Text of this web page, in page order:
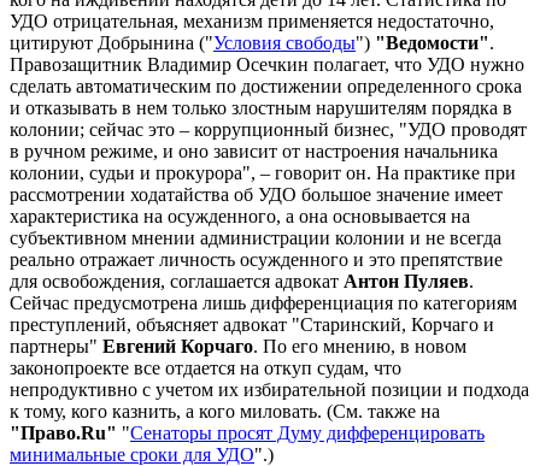
УДО отрицательная, механизм применяется недостаточно,
цитируют Добрынина ("Условия свободы") "Ведомости".
Правозащитник Владимир Осечкин полагает, что УДО нужно
сделать автоматическим по достижении определенного срока
и отказывать в нем только злостным нарушителям порядка в
колонии; сейчас это – коррупционный бизнес, "УДО проводят
в ручном режиме, и оно зависит от настроения начальника
колонии, судьи и прокурора", – говорит он. На практике при
рассмотрении ходатайства об УДО большое значение имеет
характеристика на осужденного, а она основывается на
субъективном мнении администрации колонии и не всегда
реально отражает личность осужденного и это препятствие
для освобождения, соглашается адвокат Антон Пуляев.
Сейчас предусмотрена лишь дифференциация по категориям
преступлений, объясняет адвокат "Старинский, Корчаго и
партнеры" Евгений Корчаго. По его мнению, в новом
законопроекте все отдается на откуп судам, что
непродуктивно с учетом их избирательной позиции и подхода
к тому, кого казнить, а кого миловать. (См. также на
"Право.Ru" "Сенаторы просят Думу дифференцировать
минимальные сроки для УДО".)